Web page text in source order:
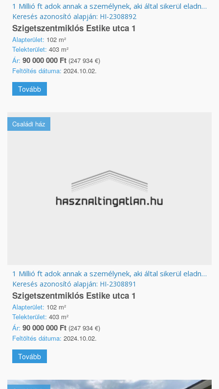
1 Millió ft adok annak a személynek, aki által sikerül eladnom
Keresés azonosító alapján: HI-2308892
Szigetszentmiklós Estike utca 1
Alapterület: 102 m²
Telekterület: 403 m²
Ár: 90 000 000 Ft (247 934 €)
Feltöltés dátuma: 2024.10.02.
Tovább
Családi ház
1 Millió ft adok annak a személynek, aki által sikerül eladnom
Keresés azonosító alapján: HI-2308891
Szigetszentmiklós Estike utca 1
Alapterület: 102 m²
Telekterület: 403 m²
Ár: 90 000 000 Ft (247 934 €)
Feltöltés dátuma: 2024.10.02.
Tovább